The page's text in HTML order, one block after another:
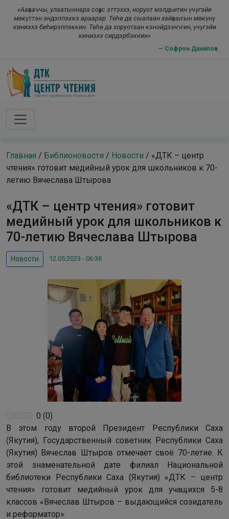
«Ааҕааччы, улаатыннара соҕус эттэххэ, норуот мэлдьитин үчүгэйи
мөкүттэн эндэппэккэ араарар. Төһө да сыалаан хайҕааҥын мөкүнү
киниэхэ биһирэппэккин. Төһө да хоруотаан кэнэйдээҥҥин, үчүгэйи
киниэхэ сирдэрбэккин»
— Софрон Данилов
Skip to main content
Главная / Библионовости / Новости / «ДТК – центр
чтения» готовит медийный урок для школьников к 70-
летию Вячеслава Штырова
«ДТК – центр чтения» готовит
медийный урок для школьников к
70-летию Вячеслава Штырова
Новости 12.05.2023 - 06:36
0 (0)
В этом году второй Президент Республики Саха
(Якутия), Государственный советник Республики Саха
(Якутия) Вячеслав Штыров отмечает своё 70-летие. К
этой знаменательной дате филиал Национальной
библиотеки Республики Саха (Якутия) «ДТК – центр
чтения» готовит медийный урок для учащихся 5-8
классов «Вячеслав Штыров – выдающийся созидатель
и реформатор».